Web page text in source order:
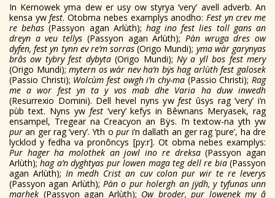
In Kernowek yma dew er usy ow styrya ‘very’ avell adverb. An
kensa ywfest. Otobma nebes examplys anodho: Fest yn crev me
re behas (Passyon agan Arlùth); hag ino fest lies toll gans an
dreyn a veu tellys (Passyon agan Arlùth); Pàn wruga dres ow
dyfen, fest yn tynn ev re’m sorras (Origo Mundi); yma wàr garynyas
brâs ow tybry fest dybyta(Origo Mundi); Ny a yll bos fest mery
(Origo Mundi);mytern os wàr nev ha’n bÿs hag arlùth fest galosek
(Passio Christi); Wolcùm fest owgh i’n chy-ma (Passio Christi);Rag
me a wor fest yn ta y vos mab dhe Varia ha duw inwedh
(Resurrexio Domini). Dell hevel nyns ywfest ûsys rag ‘very’ i’n
pùb text. Nyns yw fest‘very’ kefys in Bêwnans Meryasek, rag
ensampel, Tregear na Creacyon an Bÿs. I’n textow-na yth yw
pur an ger rag ‘very’. Yth o puri’n dallath an ger rag ‘pure’, ha dre
lycklod y fedha va pronôncys [py:r]. Ot obma nebes examplys:
Pur hager ha molothek an jowl ino re dreksa(Passyon agan
Arlùth);hag a’n dyghtyas pur lowen maga teg dell re bia(Passyon
agan Arlùth);In medh Crist an cuv colon pur wir te re leverys
(Passyon agan Arlùth); Pàn o pur holergh an jÿdh, y tyfunas unn
marhek (Passyon agan Arlùth); Ow broder, pur lowenek my â